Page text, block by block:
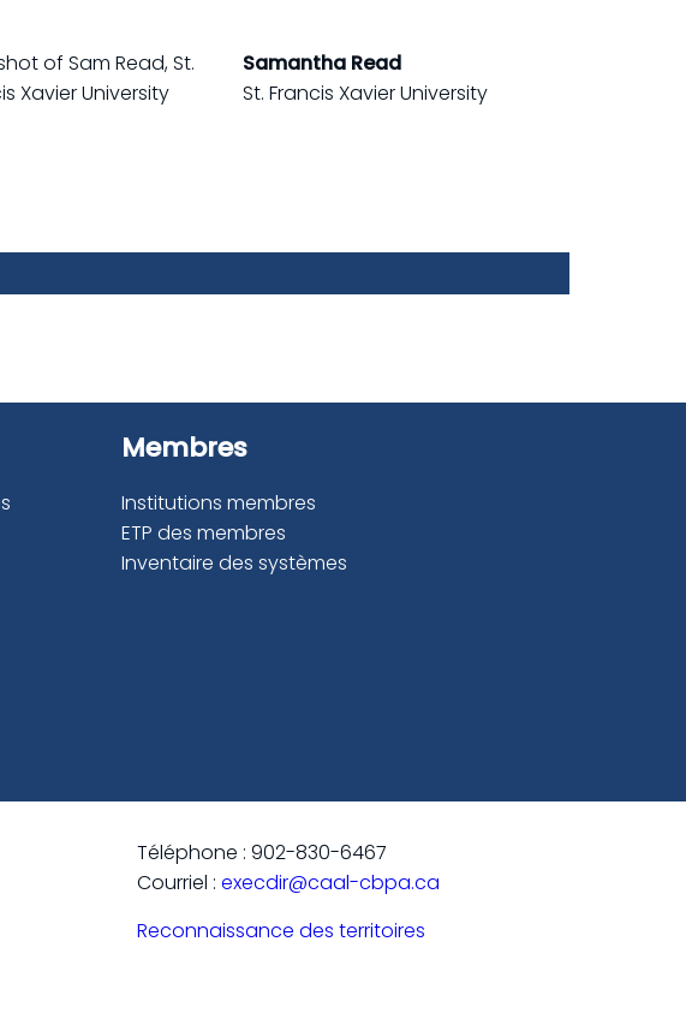
Samantha Read
St. Francis Xavier University
Membres
Institutions membres
ETP des membres
Inventaire des systèmes
Téléphone : 902-830-6467
Courriel : execdir@caal-cbpa.ca
Reconnaissance des territoires